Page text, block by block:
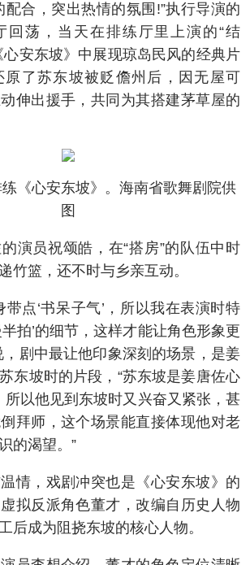
合，突出热情的氛围!”执行导演的
回荡，当天在排练厅里上演的“结
心安东坡》中展现琼岛民风的经典片
原了苏东坡被贬儋州后，因无屋可
伸出援手，共同为其搭建茅草屋的
心安东坡》。海南省歌舞剧院供
图
员祝颂皓，在“搭房”的队伍中时
竹篮，还不时与乡亲互动。
点‘书呆子气’，所以我在表演时特
拍’的细节，这样才能让角色形象更
，剧中最让他印象深刻的场景，是姜
东坡时的片段，“苏东坡是姜唐佐心
所以他见到东坡时又兴奋又紧张，甚
拜师，这个场景能直接体现他对老
的渴望。”
，戏剧冲突也是《心安东坡》的
拟反派角色董才，改编自历史人物
后成为阻挠东坡的核心人物。